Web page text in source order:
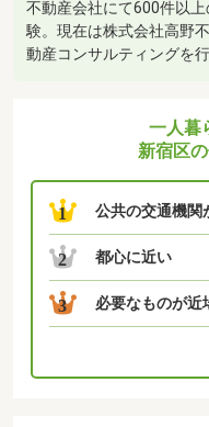
不動産会社にて600件以
験。現在は株式会社高野
動産コンサルティングを行
一人暮
新宿区
1 公共の交通機関
2 都心に近い
3 必要なものが近